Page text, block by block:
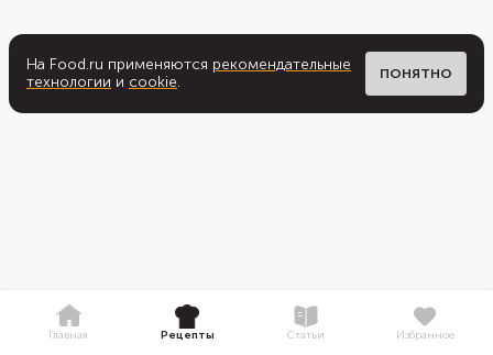
На Food.ru применяются рекомендательные
технологии и cookie. ПОНЯТНО
Главная Рецепты Статьи Избранное